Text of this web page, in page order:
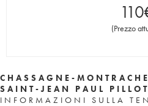
110
(Prezzo
CHASSAGNE-
SAINT-JEAN PAUL
INFORMAZIONI SULLA